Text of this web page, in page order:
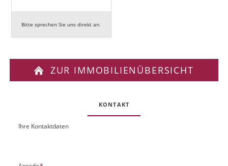
Bitte sprechen Sie uns direkt an.
ZUR IMMOBILIENÜBERSICHT
KONTAKT
OUIhre Kontaktdaten